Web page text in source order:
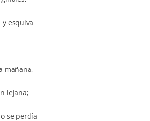
esquiva
mañana,
lejana;
se perdía